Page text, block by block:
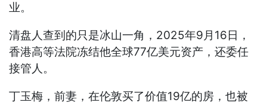
业。
清盘人查到的只是冰山一角，2025年9月16日，
香港高等法院冻结他全球77亿美元资产，还委任
接管人。
丁玉梅，前妻，在伦敦买了价值19亿的房，也被